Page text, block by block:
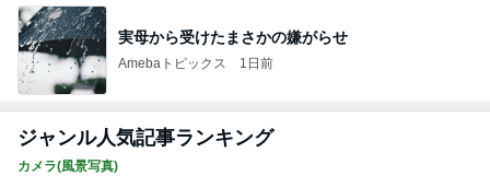
実母から受けたまさかの嫌がらせ
Amebaトピックス 1日前
ジャンル人気記事ランキング
カメラ(風景写真)